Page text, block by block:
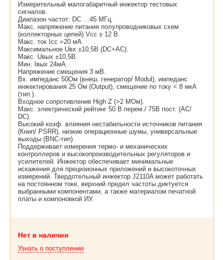
Измерительный малогабаритный инжектор тестовых
сигналов.
Диапазон частот: DC …45 МГц.
Макс. напряжение питания полупроводниковых схем
(коллекторных цепей) Vcc ± 12 В.
Макс. ток Iсс =20 мА.
Максимальное Uвх ±10,5В (DC+AC).
Макс. Uвых ±10,5В.
Мин. Iвых 24мА.
Напряжение смещения 3 мВ.
Вх. импеданс 50Ом (внеш. генератор/ Modul), импеданс
инжектирования 25 Ом (Output), смещение по току < 8 мкА
(тип.).
Входное сопротивление High Z (>2 МОм).
Макс. электрический рейтинг 50 В перем./ 75В пост. (AC/
DC).
Высокий коэф. влияния нестабильности источников питания
(Книп/ PSRR), низкие операционные шумы, универсальные
выходы (BNC-тип).
Поддерживает измерения термо- и механических
контроллеров и высокопроизводительных регуляторов и
усилителей. Инжектор обеспечивает минимальные
искажения для прецизионных приложений и высокоточных
измерений. Твердотельный инжектор J2110A может работать
на постоянном токе, верхний предел частоты диктуется
выбранными компонентами, а также материалом печатной
платы и компоновкой ИУ.
Нет в наличии
Узнать о поступлении